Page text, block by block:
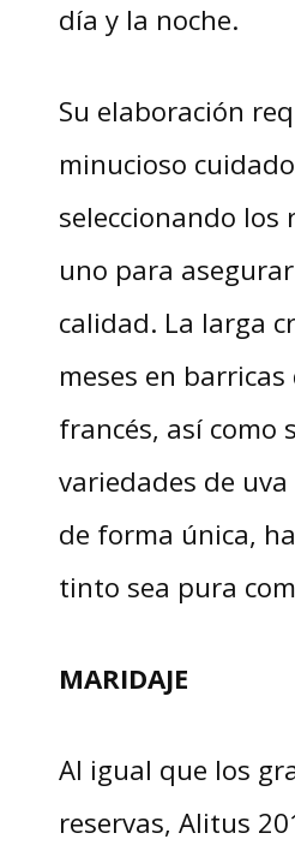
día y la noche.
Su elaboración
minucioso
seleccionando los
uno para
calidad. La larga
meses en
francés, así como
variedades de
de forma única,
tinto sea pura
MARIDAJE
Al igual que los
reservas, Alitus